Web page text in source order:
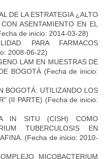
DE LA ESTRATEGIA ¿ALTO
ASENTAMIENTO EN EL
de inicio: 2014-03-28)
PARA FARMACOS
2008-06-22)
LAM EN MUESTRAS DE
BOGOTÁ(Fecha de inicio:
BOGOTÁ: UTILIZANDO LOS
(II PARTE) (Fecha de inicio:
IN SITU (CISH) COMO
TUBERCULOSIS EN
(Fecha de inicio: 2010-
MICOBACTERIUM